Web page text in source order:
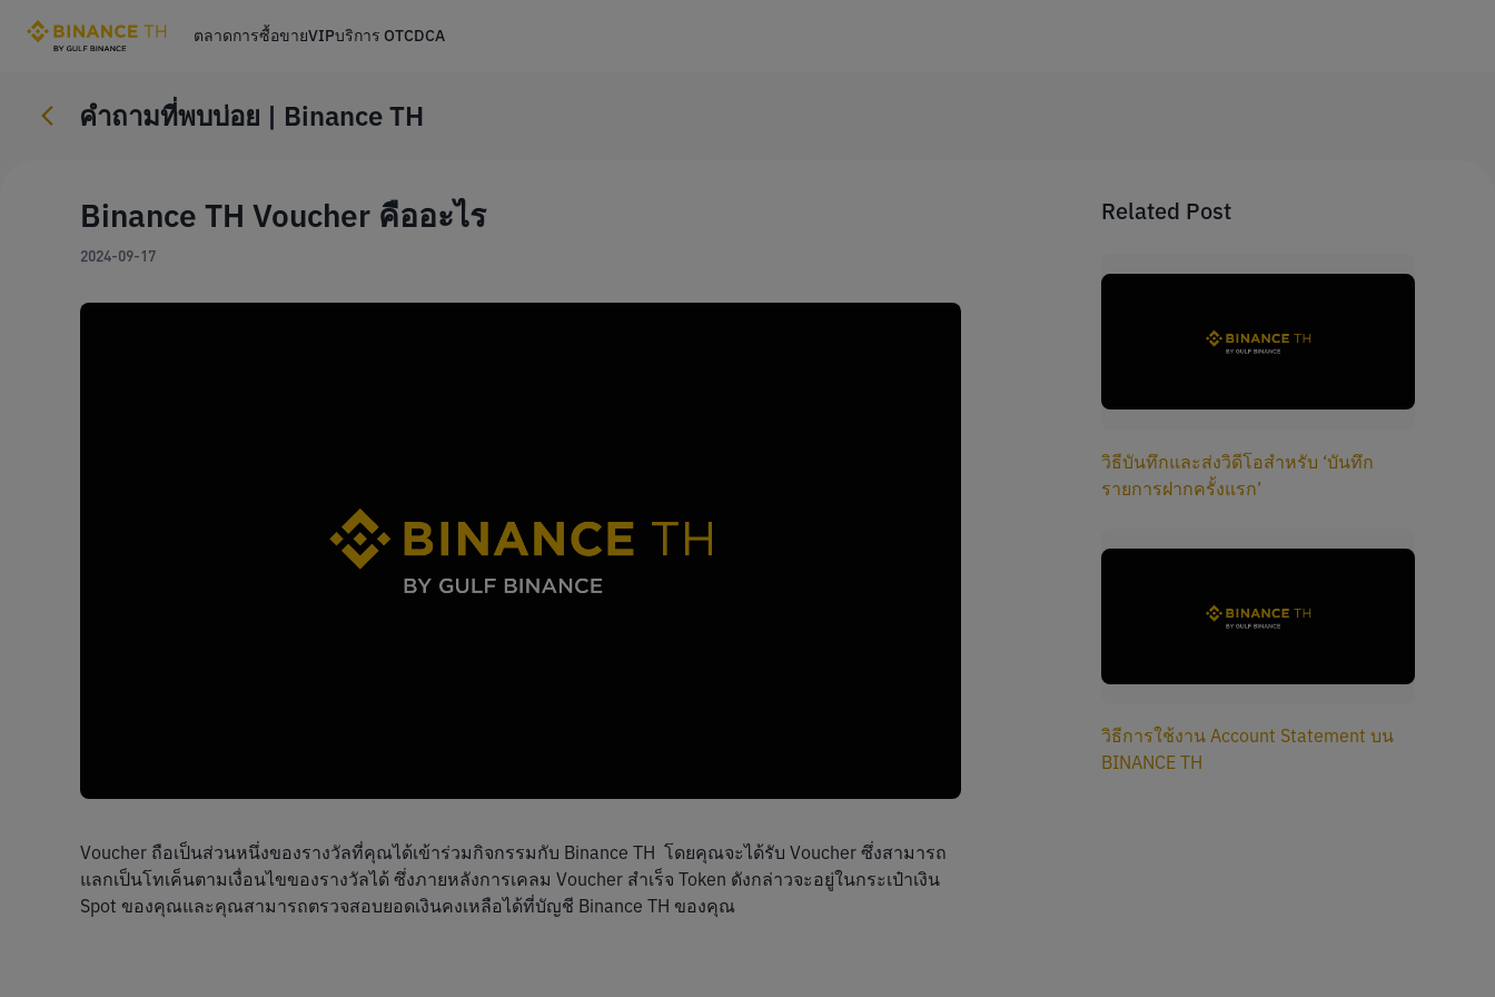
ตลาดการซื้อขายVIPบริการ OTCDCA
คําถามที่พบบ่อย | Binance TH
Binance TH Voucher คืออะไร
2024-09-17
Voucher ถือเป็นส่วนหนึ่งของรางวัลที่คุณได้เข้าร่วมกิจกรรมกับ Binance TH  โดยคุณจะได้รับ Voucher ซึ่งสามารถ
แลกเป็นโทเค็นตามเงื่อนไขของรางวัลได้ ซึ่งภายหลังการเคลม Voucher สำเร็จ Token ดังกล่าวจะอยู่ในกระเป๋าเงิน
Spot ของคุณและคุณสามารถตรวจสอบยอดเงินคงเหลือได้ที่บัญชี Binance TH ของคุณ
Related Post
วิธีบันทึกและส่งวิดีโอสำหรับ ‘บันทึก
รายการฝากครั้งแรก’
วิธีการใช้งาน Account Statement บน
BINANCE TH